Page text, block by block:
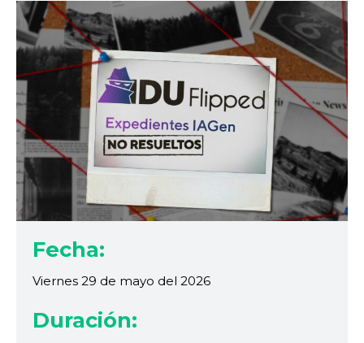
Fecha:
Viernes 29 de mayo del 2026
Duración: